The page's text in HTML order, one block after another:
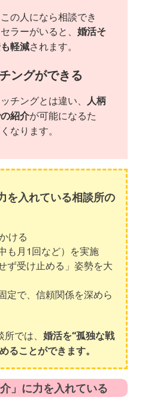
の人になら相談でき
ラーがいると、 婚活そ
軽減されます。
ングができる
チングとは違い、
人柄
紹介が可能になるた
なります。
を入れている相談所の
ける
も月1回など）を実施
ず受け止める」姿勢を大
定で、信頼関係を深めら
では、 婚活を“孤独な戦
ることができます。
」に力を入れている